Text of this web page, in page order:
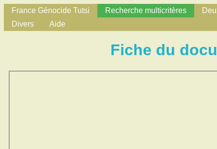
France Génocide Tutsi Recherche multicritères
Divers
Aide
Fiche du